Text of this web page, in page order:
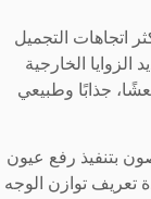
اتجاهات التجميل
الخارجية
جذابًا وطبيعي
بتنفيذ رفع عيون
تعريف توازن الوجه